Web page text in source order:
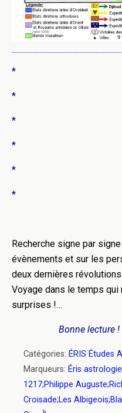
*
*
*
*
*
*
Recherche signe par
évènements et sur les
deux dernières
Voyage dans le temps qui
surprises !…
Bonne lecture
Catégories: ÉRIS Études
Marqueurs: Éris astrologie
1217;Philippe
Croisade;Les